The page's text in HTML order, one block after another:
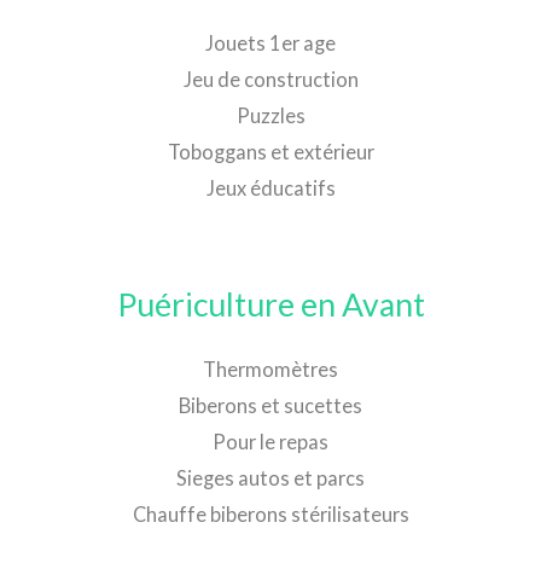
Jouets 1er age
Jeu de construction
Puzzles
Toboggans et extérieur
Jeux éducatifs
Puériculture en Avant
Thermomètres
Biberons et sucettes
Pour le repas
Sieges autos et parcs
Chauffe biberons stérilisateurs